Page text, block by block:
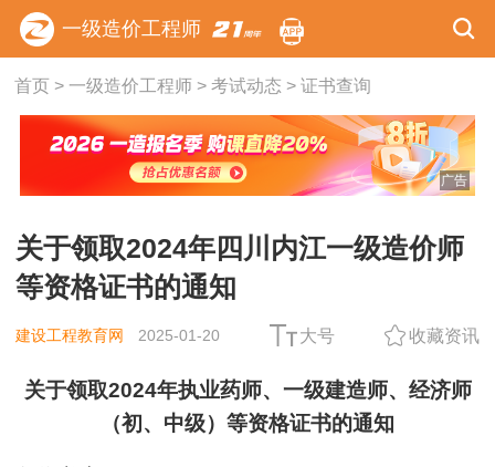
一级造价工程师
首页> 一级造价工程师> 考试动态 > 证书查询
广告
关于领取2024年四川内江一级造价师
等资格证书的通知
建设工程教育网 2025-01-20 大号 收藏资讯
关于领取2024年执业药师、一级建造师、经济师
（初、中级）等资格证书的通知